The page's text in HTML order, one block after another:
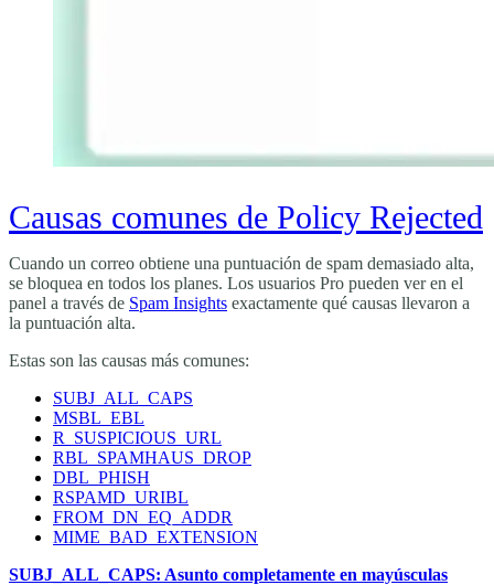
Causas comunes de Policy Rejected
Cuando un correo obtiene una puntuación de spam demasiado alta,
se bloquea en todos los planes. Los usuarios Pro pueden ver en el
panel a través de Spam Insights exactamente qué causas llevaron a
la puntuación alta.
Estas son las causas más comunes:
SUBJ_ALL_CAPS
MSBL_EBL
R_SUSPICIOUS_URL
RBL_SPAMHAUS_DROP
DBL_PHISH
RSPAMD_URIBL
FROM_DN_EQ_ADDR
MIME_BAD_EXTENSION
SUBJ_ALL_CAPS: Asunto completamente en mayúsculas